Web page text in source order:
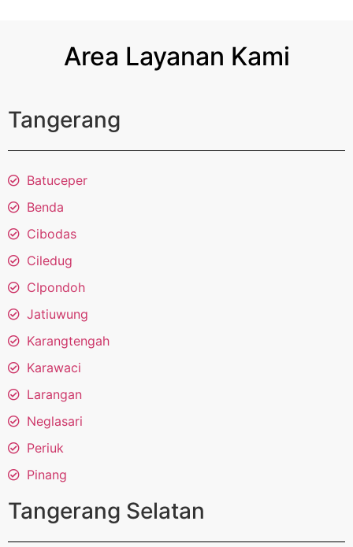
Area Layanan Kami
Tangerang
Batuceper
Benda
Cibodas
Ciledug
CIpondoh
Jatiuwung
Karangtengah
Karawaci
Larangan
Neglasari
Periuk
Pinang
Tangerang Selatan